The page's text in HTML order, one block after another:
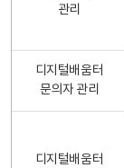
관리
디지털배움터
문의자 관리
디지털배움터